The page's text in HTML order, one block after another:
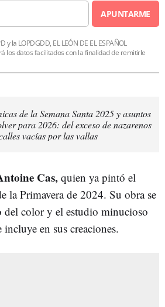
APUNTARME
y la LOPDGDD, EL LEÓN DE EL ESPAÑOL
los datos facilitados con la finalidad de remitirle
de la Semana Santa 2025 y asuntos
para 2026: del exceso de nazarenos
vacías por las vallas
Cas,quien ya pintó el
la Primavera de 2024. Su obra se
del color y el estudio minucioso
en sus creaciones.